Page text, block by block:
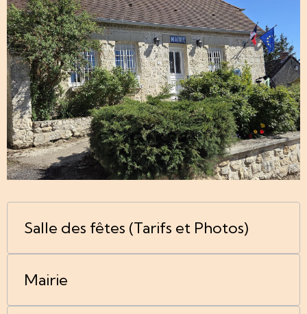
Salle des fêtes (Tarifs et Photos)
Mairie